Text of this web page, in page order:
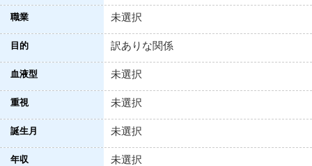
職業 未選択
目的 訳ありな関係
血液型 未選択
重視 未選択
誕生月 未選択
年収 未選択